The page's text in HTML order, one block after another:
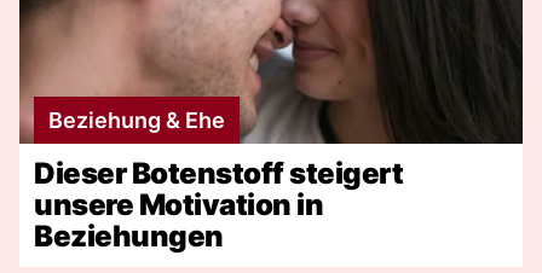
Beziehung & Ehe
Dieser Botenstoff steigert
unsere Motivation in
Beziehungen